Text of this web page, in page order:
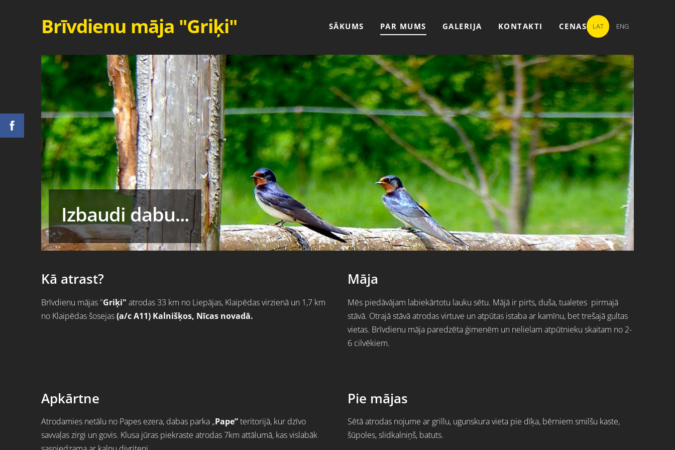
Brīvdienu māja "Griķi" SĀKUMS PAR MUMS GALERIJA KONTAKTI CENAS LAT ENG
Izbaudi dabu...
Kā atrast?
Brīvdienu mājas "Griķi" atrodas 33 km no Liepājas, Klaipēdas virzienā un 1,7 km
no Klaipēdas šosejas(a/c A11) Kalnišķos, Nīcas novadā.
Māja
Mēs piedāvājam labiekārtotu lauku sētu. Mājā ir pirts, duša, tualetes pirmajā
stāvā. Otrajā stāvā atrodas virtuve un atpūtas istaba ar kamīnu, bet trešajā gultas
vietas. Brīvdienu māja paredzēta ģimenēm un nelielam atpūtnieku skaitam no 2-
6 cilvēkiem.
Apkārtne
Atrodamies netālu no Papes ezera, dabas parka „Pape”teritorijā, kur dzīvo
savvaļas zirgi un govis. Klusa jūras piekraste atrodas 7km attālumā, kas vislabāk
Pie mājas
Sētā atrodas nojume ar grillu, ugunskura vieta pie dīķa, bērniem smilšu kaste,
šūpoles, slidkalniņš, batuts.